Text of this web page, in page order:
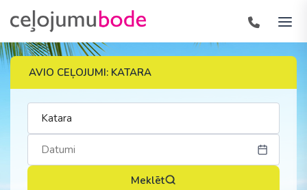
AVIO CEĻOJUMI: KATARA
Meklēt